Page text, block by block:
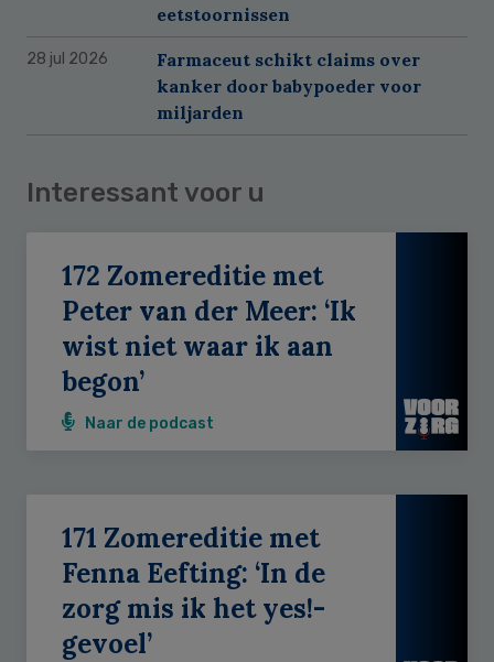
eetstoornissen
28 jul 2026
Farmaceut schikt claims over
kanker door babypoeder voor
miljarden
Interessant voor u
172 Zomereditie met
Peter van der Meer: ‘Ik
wist niet waar ik aan
begon’
Naar de podcast
171 Zomereditie met
Fenna Eefting: ‘In de
zorg mis ik het yes!-
gevoel’